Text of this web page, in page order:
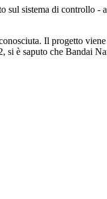
sul sistema di controllo
Il progetto
si è saputo che Bandai